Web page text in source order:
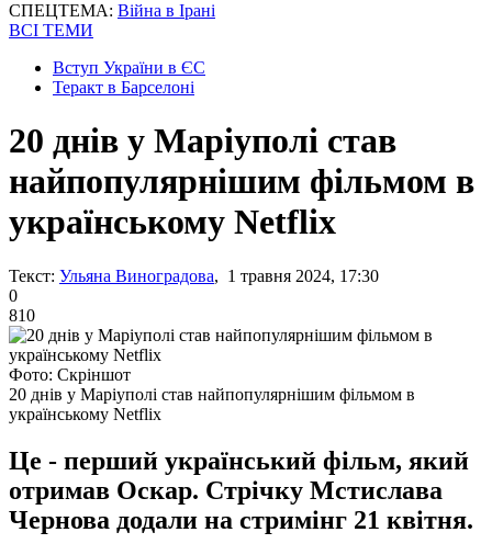
СПЕЦТЕМА: Війна в Ірані
ВСІ ТЕМИ
Вступ України в ЄС
Теракт в Барселоні
20 днів у Маріуполі став
найпопулярнішим фільмом в
українському Netflix
Текст: Ульяна Виноградова, 1 травня 2024, 17:30
0
810
Фото: Скріншот
20 днів у Маріуполі став найпопулярнішим фільмом в
українському Netflix
Це - перший український фільм, який
отримав Оскар. Стрічку Мстислава
Чернова додали на стримінг 21 квітня.